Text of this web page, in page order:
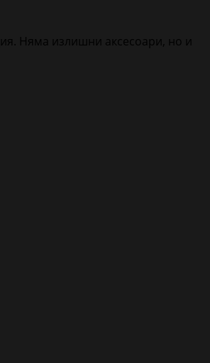
Няма излишни аксесоари, но и